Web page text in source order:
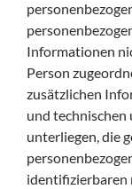
Informationen
Person
zusätzlichen
und
unterliegen, die
identifizierbaren